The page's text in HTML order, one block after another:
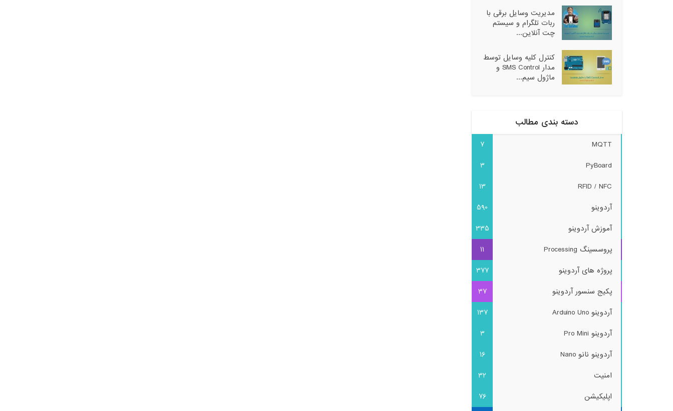
مدیریت وسایل برقی با
ربات تلگرام و سیستم
چت آنلاین...
کنترل کلیه وسایل توسط
مدار SMS Control و
ماژول سیم...
دسته بندی مطالب
MQTT
7
PyBoard
3
RFID / NFC
13
آردوینو
590
آموزش آردوینو
335
پروسسینگ Processing
11
پروژه های آردوینو
377
پکیج سنسور آردوینو
37
آردوینو Arduino Uno
137
آردوینو Pro Mini
3
آردوینو نانو Nano
16
امنیت
32
اپلیکیشن
76